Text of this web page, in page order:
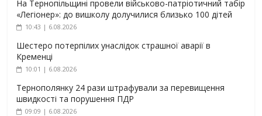
На Тернопільщині провели військово-патріотичний табір
«Легіонер»: до вишколу долучилися близько 100 дітей
10:43 | 6.08.2026
Шестеро потерпілих унаслідок страшної аварії в
Кременці
10:01 | 6.08.2026
Тернополянку 24 рази штрафували за перевищення
швидкості та порушення ПДР
09:09 | 6.08.2026